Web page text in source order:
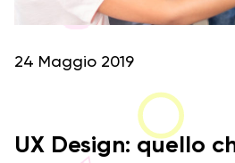
24 Maggio 2019
UX Design: quello